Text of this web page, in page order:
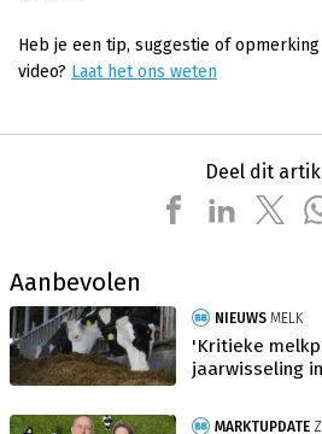
Heb je een tip, suggestie of
video? Laat het ons weten
Deel dit
Aanbevolen
NIEUWS MELK
'Kritieke
jaarwisseling
MARKTUPDATE